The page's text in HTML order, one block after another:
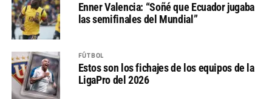
Enner Valencia: “Soñé que Ecuador jugaba
las semifinales del Mundial”
FÚTBOL
Estos son los fichajes de los equipos de la
LigaPro del 2026